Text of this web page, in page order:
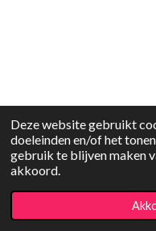
Deze website gebruikt
doeleinden en/of het
gebruik te blijven maken
akkoord.